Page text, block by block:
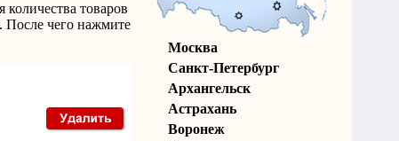
товаров
После чего нажмите
Москва
Санкт-Петербург
Архангельск
Астрахань
Воронеж